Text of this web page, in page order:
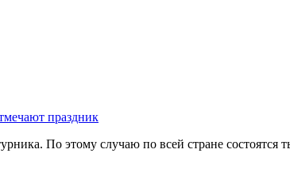
праздник
По этому случаю по всей стране состоятся